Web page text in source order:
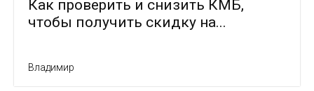
Как проверить и снизить КМБ,
чтобы получить скидку на...
Владимир